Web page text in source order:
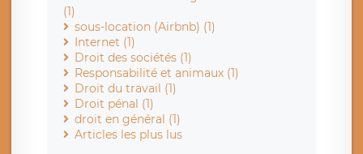
(1)
sous-location (Airbnb) (1)
Internet (1)
Droit des sociétés (1)
Responsabilité et animaux (1)
Droit du travail (1)
Droit pénal (1)
droit en général (1)
Articles les plus lus